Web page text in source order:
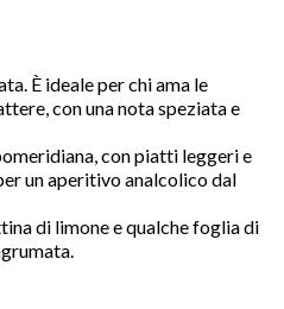
È ideale per chi ama le
con una nota speziata e
con piatti leggeri e
un aperitivo analcolico dal
di limone e qualche foglia di